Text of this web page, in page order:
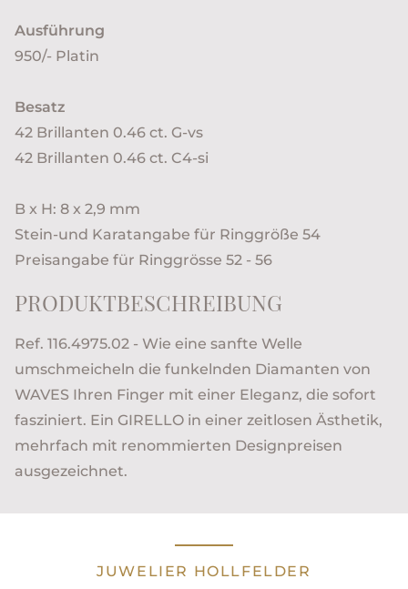
Ausführung
950/- Platin
Besatz
42 Brillanten 0.46 ct. G-vs
42 Brillanten 0.46 ct. C4-si
B x H: 8 x 2,9 mm
Stein-und Karatangabe für Ringgröße 54
Preisangabe für Ringgrösse 52 - 56
PRODUKTBESCHREIBUNG
Ref. 116.4975.02 - Wie eine sanfte Welle
umschmeicheln die funkelnden Diamanten von
WAVES Ihren Finger mit einer Eleganz, die sofort
fasziniert. Ein GIRELLO in einer zeitlosen Ästhetik,
mehrfach mit renommierten Designpreisen
ausgezeichnet.
JUWELIER HOLLFELDER